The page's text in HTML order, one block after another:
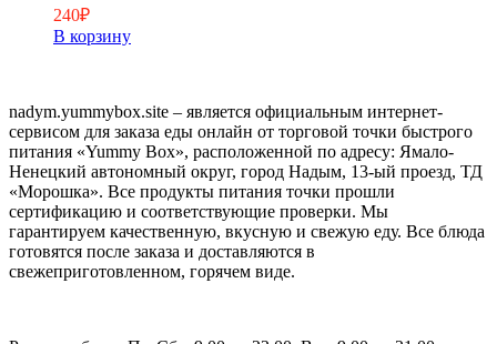
240₽
В корзину
nadym.yummybox.site – является официальным интернет-
сервисом для заказа еды онлайн от торговой точки быстрого
питания «Yummy Box», расположенной по адресу: Ямало-
Ненецкий автономный округ, город Надым, 13-ый проезд, ТД
«Морошка». Все продукты питания точки прошли
сертификацию и соответствующие проверки. Мы
гарантируем качественную, вкусную и свежую еду. Все блюда
готовятся после заказа и доставляются в
свежеприготовленном, горячем виде.